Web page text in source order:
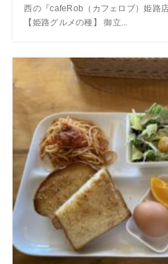
西の『cafeRob（カフェロブ）姫路
【姫路グルメの種】 御立...